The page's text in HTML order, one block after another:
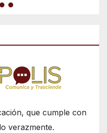
que cumple con
verazmente.